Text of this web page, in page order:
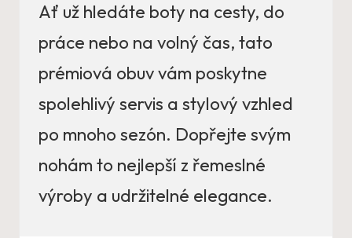
Ať už hledáte boty na cesty, do
práce nebo na volný čas, tato
prémiová obuv vám poskytne
spolehlivý servis a stylový vzhled
po mnoho sezón. Dopřejte svým
nohám to nejlepší z řemeslné
výroby a udržitelné elegance.